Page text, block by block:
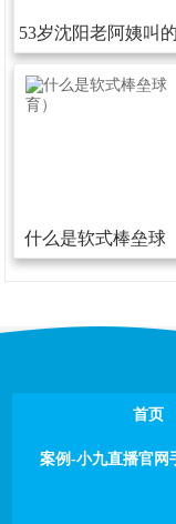
53岁沈阳老阿姨叫
什么是软式棒垒球
首页
案例-小九直播官网